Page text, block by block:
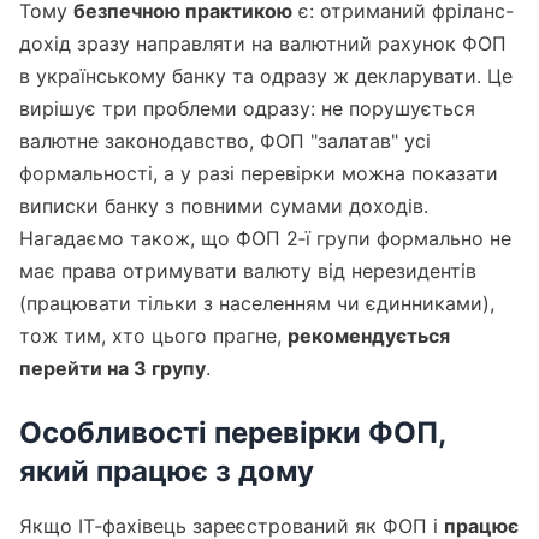
Тому безпечною практикою є: отриманий фріланс-
дохід зразу направляти на валютний рахунок ФОП
в українському банку та одразу ж декларувати. Це
вирішує три проблеми одразу: не порушується
валютне законодавство, ФОП "залатав" усі
формальності, а у разі перевірки можна показати
виписки банку з повними сумами доходів.
Нагадаємо також, що ФОП 2‑ї групи формально не
має права отримувати валюту від нерезидентів
(працювати тільки з населенням чи єдинниками),
тож тим, хто цього прагне, рекомендується
перейти на 3 групу.
Особливості перевірки ФОП,
який працює з дому
Якщо ІТ‑фахівець зареєстрований як ФОП і працює